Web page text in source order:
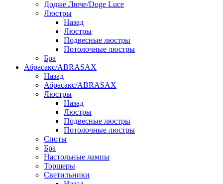
Додже Люче/Doge Luce
Люстры
Назад
Люстры
Подвесные люстры
Потолочные люстры
Бра
Абрасакс/ABRASAX
Назад
Абрасакс/ABRASAX
Люстры
Назад
Люстры
Подвесные люстры
Потолочные люстры
Споты
Бра
Настольные лампы
Торшеры
Светильники